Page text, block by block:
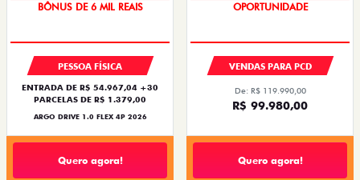
BÔNUS DE 6 MIL REAIS
PESSOA FÍSICA
ENTRADA DE R$ 54.967,04 +30
PARCELAS DE R$ 1.379,00
ARGO DRIVE 1.0 FLEX 4P 2026
Quero agora!
OPORTUNIDADE
VENDAS PARA PCD
De: R$ 119.990,00
R$ 99.980,00
Quero agora!